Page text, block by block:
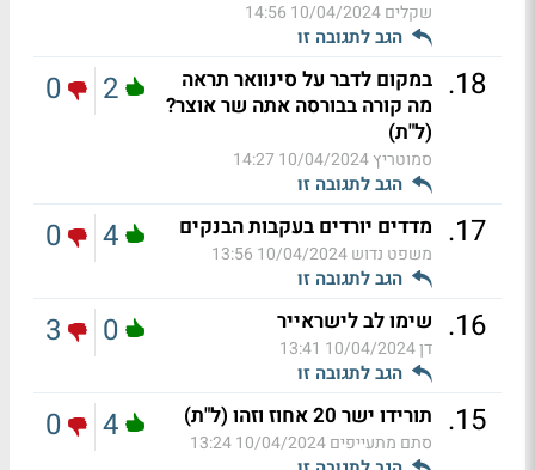
שקלים10/04/2024 14:56
הגב לתגובה זו
18
. במקום לדבר על סינוואר תראה
מה קורה בבורסה אתה שר אוצר?
(ל"ת)
סמוטריץ10/04/2024 14:27
הגב לתגובה זו
2
0
17
. מדדים יורדים בעקבות הבנקים
משפט נדוש10/04/2024 13:56
הגב לתגובה זו
4
0
16
. שימו לב לישראייר
דן10/04/2024 13:41
הגב לתגובה זו
0
3
15
. תורידו ישר 20 אחוז וזהו (ל"ת)
סתם מתעייפים10/04/2024 13:24
4
0